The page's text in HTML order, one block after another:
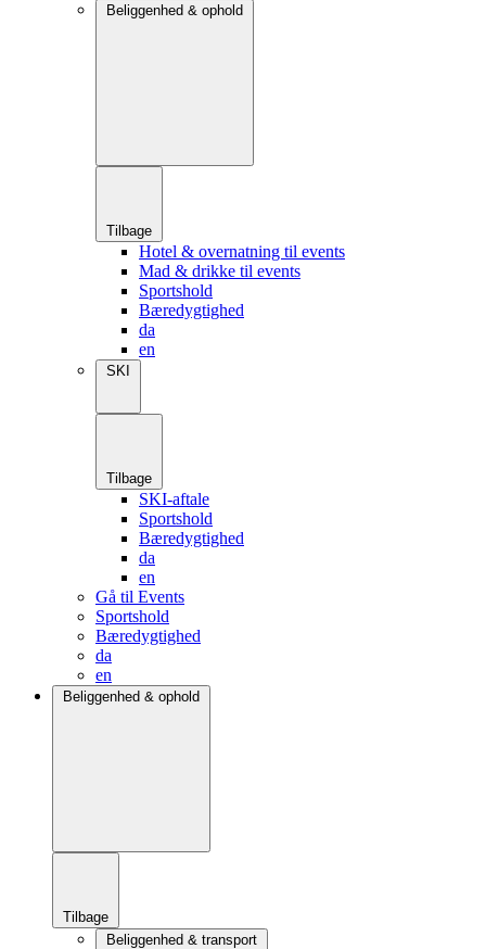
Beliggenhed & ophold
Tilbage
Hotel & overnatning til events
Mad & drikke til events
Sportshold
Bæredygtighed
da
en
SKI
Tilbage
SKI-aftale
Sportshold
Bæredygtighed
da
en
Gå til Events
Sportshold
Bæredygtighed
da
en
Beliggenhed & ophold
Tilbage
Beliggenhed & transport